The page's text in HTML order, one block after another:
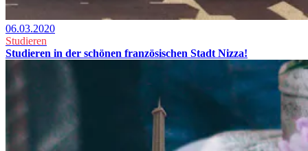
06.03.2020
Studieren
Studieren in der schönen französischen Stadt Nizza!